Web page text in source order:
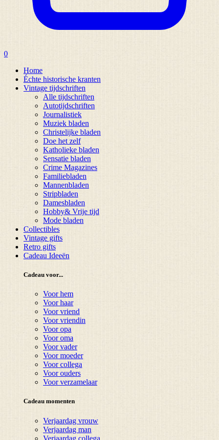
0
Home
Échte historische kranten
Vintage tijdschriften
Alle tijdschriften
Autotijdschriften
Journalistiek
Muziek bladen
Christelijke bladen
Doe het zelf
Katholieke bladen
Sensatie bladen
Crime Magazines
Familiebladen
Mannenbladen
Stripbladen
Damesbladen
Hobby& Vrije tijd
Mode bladen
Collectibles
Vintage gifts
Retro gifts
Cadeau Ideeën
Cadeau voor...
Voor hem
Voor haar
Voor vriend
Voor vriendin
Voor opa
Voor oma
Voor vader
Voor moeder
Voor collega
Voor ouders
Voor verzamelaar
Cadeau momenten
Verjaardag vrouw
Verjaardag man
Verjaardag collega